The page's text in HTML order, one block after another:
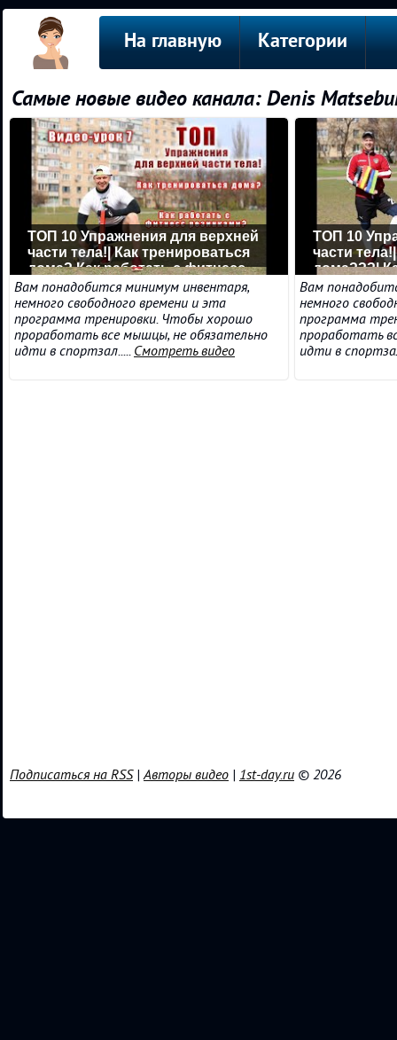
На главную Категории
Самые новые видео канала: Denis
ТОП 10 Упражнения для верхней
части тела!| Как тренироваться
дома? Как работать с фитнесс
резинками?
Вам понадобится минимум инвентаря,
немного свободного времени и эта
программа тренировки. Чтобы хорошо
проработать все мышцы, не обязательно
идти в спортзал..... Смотреть видео
ТОП 10
части
дома???|
ноги???
Вам
немного
программа
проработать
идти в
Подписаться на RSS|Авторы видео | 1st-day.ru © 2026